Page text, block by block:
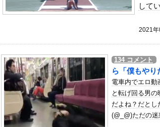
【衝撃】「かわいい虫」ランキング、ついに発表される
【投稿動画】 トー横女子さん、わずか3,000円をもらう
息子が、何をやらせても平均以上にいけない。何の期待
令和のダラさん 第6話 感想：ダラさんの力を借りて悪霊
倉持由香、息子の「自閉スペクトラム症」診断にショ
【中古機価格230万円】スマスロSAO2、またガラスが粉
して
2021年
134 コメント
ら「僕もやり
電車内でエロ動
と転げ回る男
だよね？だとし
(@_@)ただの迷